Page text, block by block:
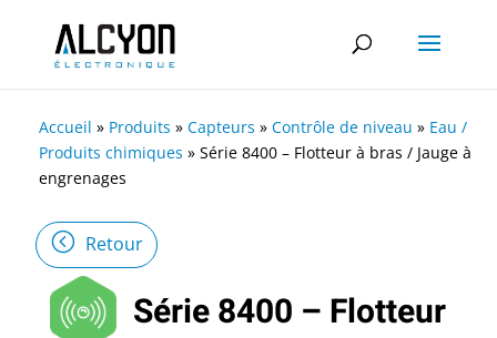
Accueil » Produits » Capteurs » Contrôle de niveau » Eau /
Produits chimiques » Série 8400 – Flotteur à bras / Jauge à
engrenages
Retour
Série 8400 – Flotteur